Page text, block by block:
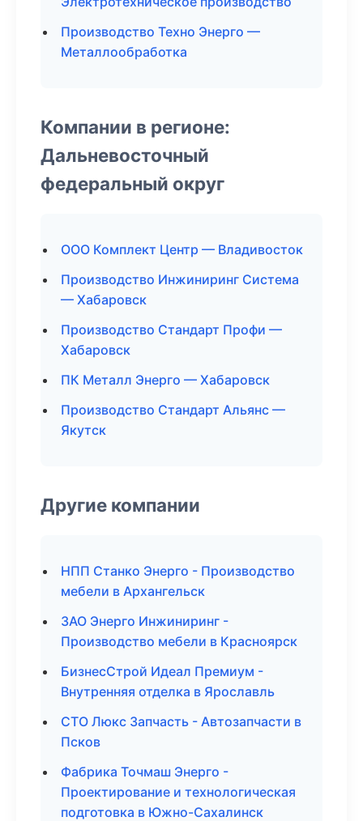
Производство Техно Энерго —
Металлообработка
Компании в регионе:
Дальневосточный
федеральный округ
ООО Комплект Центр — Владивосток
Производство Инжиниринг Система
— Хабаровск
Производство Стандарт Профи —
Хабаровск
ПК Металл Энерго — Хабаровск
Производство Стандарт Альянс —
Якутск
Другие компании
НПП Станко Энерго - Производство
мебели в Архангельск
ЗАО Энерго Инжиниринг -
Производство мебели в Красноярск
БизнесСтрой Идеал Премиум -
Внутренняя отделка в Ярославль
СТО Люкс Запчасть - Автозапчасти в
Псков
Фабрика Точмаш Энерго -
Проектирование и технологическая
подготовка в Южно-Сахалинск